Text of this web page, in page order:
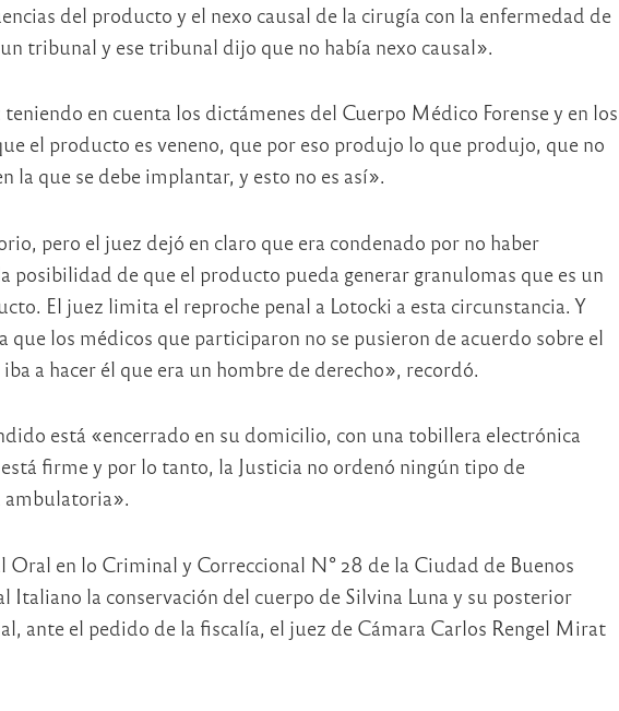
del producto y el nexo causal de la cirugía con la enfermedad de
tribunal y ese tribunal dijo que no había nexo causal».
en cuenta los dictámenes del Cuerpo Médico Forense y en los
el producto es veneno, que por eso produjo lo que produjo, que no
la que se debe implantar, y esto no es así».
pero el juez dejó en claro que era condenado por no haber
posibilidad de que el producto pueda generar granulomas que es un
El juez limita el reproche penal a Lotocki a esta circunstancia. Y
que los médicos que participaron no se pusieron de acuerdo sobre el
a hacer él que era un hombre de derecho», recordó.
está «encerrado en su domicilio, con una tobillera electrónica
firme y por lo tanto, la Justicia no ordenó ningún tipo de
ambulatoria».
Oral en lo Criminal y Correccional N° 28 de la Ciudad de Buenos
Italiano la conservación del cuerpo de Silvina Luna y su posterior
ante el pedido de la fiscalía, el juez de Cámara Carlos Rengel Mirat